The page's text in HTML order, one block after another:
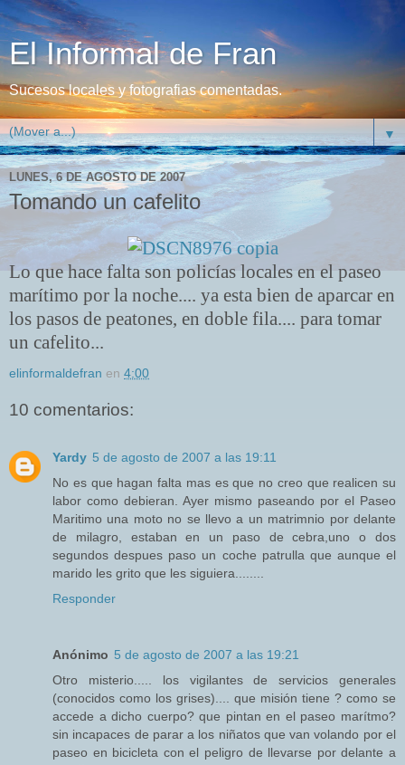
El Informal de Fran
Sucesos locales y fotografias comentadas.
▼
LUNES, 6 DE AGOSTO DE 2007
Tomando un cafelito
Lo que hace falta son policías locales en el paseo
marítimo por la noche.... ya esta bien de aparcar en
los pasos de peatones, en doble fila.... para tomar
un cafelito...
elinformaldefran en 4:00
10 comentarios:
Yardy 5 de agosto de 2007 a las 19:11
No es que hagan falta mas es que no creo que realicen su
labor como debieran. Ayer mismo paseando por el Paseo
Maritimo una moto no se llevo a un matrimnio por delante
de milagro, estaban en un paso de cebra,uno o dos
segundos despues paso un coche patrulla que aunque el
marido les grito que les siguiera........
Responder
Anónimo 5 de agosto de 2007 a las 19:21
Otro misterio..... los vigilantes de servicios generales
(conocidos como los grises).... que misión tiene ? como se
accede a dicho cuerpo? que pintan en el paseo marítmo?
sin incapaces de parar a los niñatos que van volando por el
paseo en bicicleta con el peligro de llevarse por delante a